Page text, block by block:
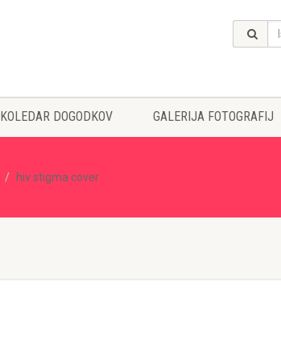
KOLEDAR DOGODKOV GALERIJA FOTOGRAFIJ
hiv stigma cover